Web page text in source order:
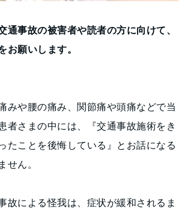
事故の被害者や読者の方に向けて、
お願いします。
みや腰の痛み、関節痛や頭痛などで当
者さまの中には、『交通事故施術をき
たことを後悔している』とお話になる
せん。
故による怪我は、症状が緩和されるま